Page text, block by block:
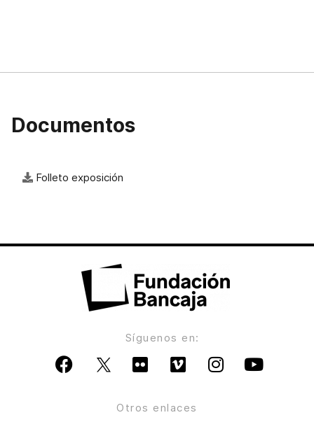
Documentos
Folleto exposición
Síguenos en:
Otros enlaces